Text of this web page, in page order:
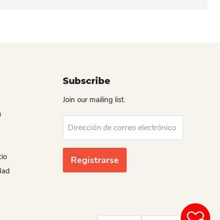
Subscribe
Join our mailing list.
Dirección de correo electrónico
Registrarse